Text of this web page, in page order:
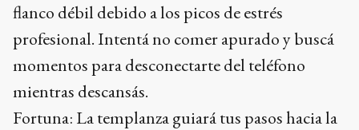
flanco débil debido a los picos de estrés
profesional. Intentá no comer apurado y buscá
momentos para desconectarte del teléfono
mientras descansás.
Fortuna: La templanza guiará tus pasos hacia la